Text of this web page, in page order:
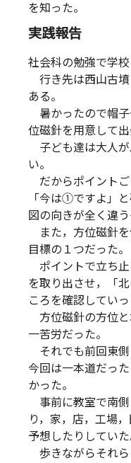
を知った。
実践報告
社会科の勉強で学
行き先は西山古墳
ある。
暑かったので帽子
位磁針を用意して出
子ども達は大人が
い。
だからポイントご
「今は①ですよ」
図の向きが全く違
また，方位磁針を
目標の１つだった。
ポイントで立ち止
を取り出させ，「
ころを確認していっ
方位磁針の方位と
一苦労だった。
それでも前回東側
今回は一本道だっ
かった。
事前に教室で南側
り，家，店，工場
予想したりしていた
歩きながらそれら